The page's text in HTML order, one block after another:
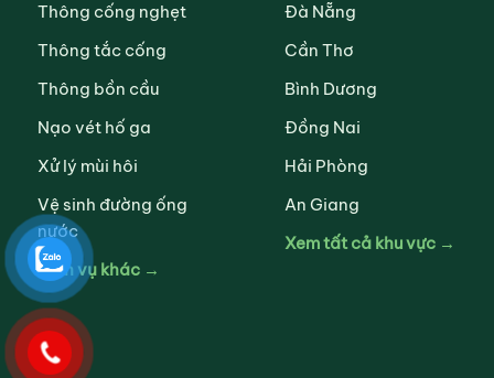
Thông cống nghẹt
Thông tắc cống
Thông bồn cầu
Nạo vét hố ga
Xử lý mùi hôi
Vệ sinh đường ống
nước
Dịch vụ khác →
Đà Nẵng
Cần Thơ
Bình Dương
Đồng Nai
Hải Phòng
An Giang
Xem tất cả khu vực →